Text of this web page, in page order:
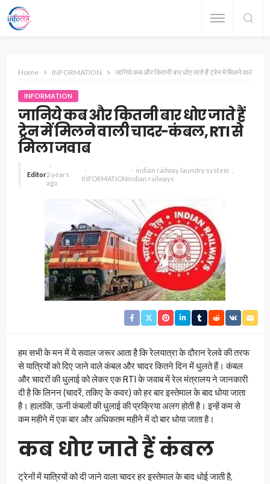
Home INFORMATION जानिये कब और कितनी बार धोए जाते हैं ट्रेन में मिलने वाली
INFORMATION
जानिये कब और कितनी बार धोए जाते हैं
ट्रेन में मिलने वाली चादर-कंबल, RTI से
मिला जवाब
Editor2 years
ago
INFORMATION
indian railway laundry system
indian railways
हम सभी के मन में ये सवाल जरूर आता है कि रेलयात्रा के दौरान रेलवे की तरफ
से यात्रियों को दिए जाने वाले कंबल और चादर कितने दिन में धुलते हैं। कंबल
और चादरों की धुलाई को लेकर एक RTI के जवाब में रेल मंत्रालय ने जानकारी
दी है कि लिनन (चादरें, तकिए के कवर) को हर बार इस्तेमाल के बाद धोया जाता
है। हालांकि, ऊनी कंबलों की धुलाई की प्रक्रिया अलग होती है। इन्हें कम से
कम महीने में एक बार और अधिकतम महीने में दो बार धोया जाता है।
कब धोए जाते हैं कंबल
ट्रेनों में यात्रियों को दी जाने वाला चादर हर इस्तेमाल के बाद धोई जाती है,